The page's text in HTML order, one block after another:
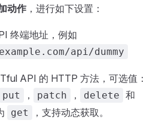
动作 ，进行如下设置：
终端地址，例如
api/dummy
API 的 HTTP 方法，可选值：
put ， patch ， delete 和
get ，支持动态获取。